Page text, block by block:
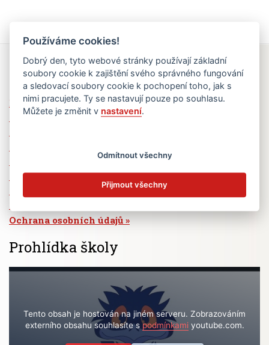
Rychlé odkazy
Elektronická žákovská knížka
Jídelní lístek
Dotace a granty
Volná pracovní místa
Zřizovatel školy (MČ Praha 6)
Ochrana osobních údajů
Prohlídka školy
Tento obsah je hostován na jiném serveru. Zobrazováním
externího obsahu souhlasíte spodmínkamiyoutube.com.
Používáme cookies!
Dobrý den, tyto webové stránky používají základní
soubory cookie k zajištění svého správného fungování
a sledovací soubory cookie k pochopení toho, jak s
nimi pracujete. Ty se nastavují pouze po souhlasu.
Můžete je změnit v nastavení.
Odmítnout všechny
Přijmout všechny